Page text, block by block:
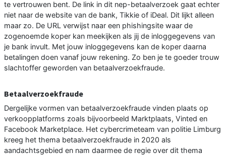
te vertrouwen bent. De link in dit nep-betaalverzoek gaat echter
niet naar de website van de bank, Tikkie of iDeal. Dit lijkt alleen
maar zo. De URL verwijst naar een phishingsite waar de
zogenoemde koper kan meekijken als jij de inloggegevens van
je bank invult. Met jouw inloggegevens kan de koper daarna
betalingen doen vanaf jouw rekening. Zo ben je te goeder trouw
slachtoffer geworden van betaalverzoekfraude.
Betaalverzoekfraude
Dergelijke vormen van betaalverzoekfraude vinden plaats op
verkoopplatforms zoals bijvoorbeeld Marktplaats, Vinted en
Facebook Marketplace. Het cybercrimeteam van politie Limburg
kreeg het thema betaalverzoekfraude in 2020 als
aandachtsgebied en nam daarmee de regie over dit thema